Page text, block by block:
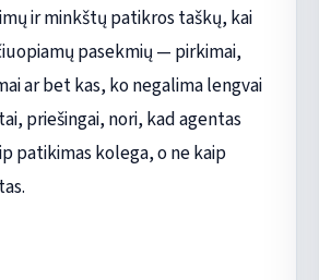
ir minkštų patikros taškų, kai
pasekmių — pirkimai,
ar bet kas, ko negalima lengvai
priešingai, nori, kad agentas
patikimas kolega, o ne kaip